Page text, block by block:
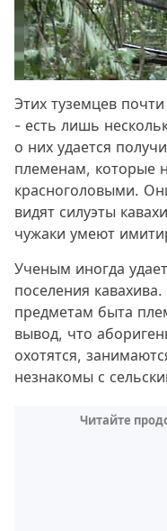
Этих туземцев
- есть лишь
о них удается
племенам, которые
красноголовыми.
видят силуэты
чужаки умеют
Ученым иногда
поселения
предметам быта
вывод, что
охотятся,
незнакомы с
Читайте